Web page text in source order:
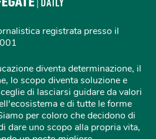
registrata presso il
diventa determinazione, il
lo scopo diventa soluzione e
di lasciarsi guidare da valori
e di tutte le forme
per coloro che decidono di
dare uno scopo alla propria vita,